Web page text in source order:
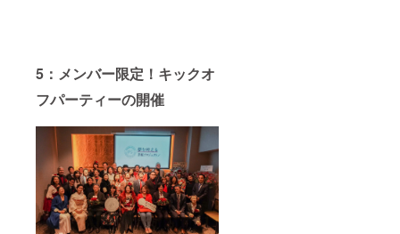
5：メンバー限定！キックオ
フパーティーの開催